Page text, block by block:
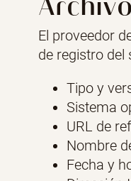
El proveedor
de registro del
Tipo y
Sistema
URL de
Nombre
Fecha y